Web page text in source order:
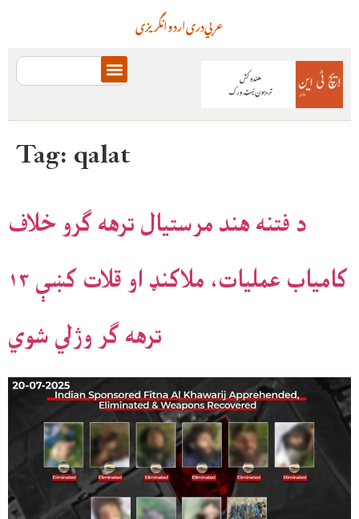
انگریزیاردودریعربي
Tag:qalat
د فتنه هند مرستيال ترهه ګرو خلاف
کامياب عمليات، ملاکنډ او قلات کښې ۱۳
ترهه ګر وژلي شوي